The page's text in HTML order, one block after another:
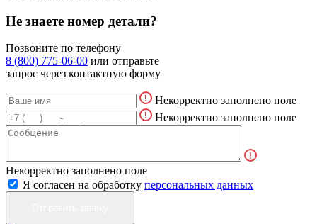
Не знаете номер детали?
Позвоните по телефону
8 (800) 775-06-00 или отправьте
запрос через контактную форму
Некорректно заполнено поле
Некорректно заполнено поле
Некорректно заполнено поле
Я согласен на обработку персональных данных